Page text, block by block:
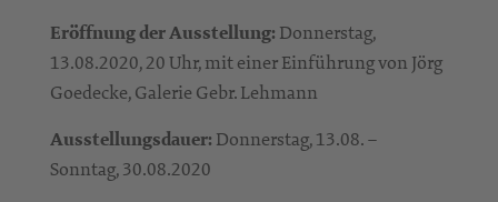
Eröffnung der Ausstellung: Donnerstag,
13.08.2020, 20 Uhr, mit einer Einführung von Jörg
Goedecke, Galerie Gebr. Lehmann
Ausstellungsdauer: Donnerstag, 13.08. –
Sonntag, 30.08.2020